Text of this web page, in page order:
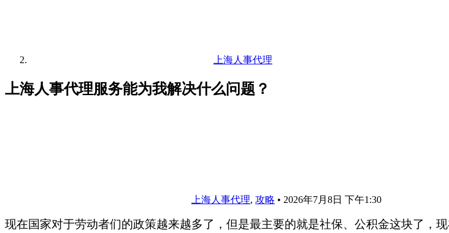
上海人事代理
上海人事代理服务能为我解决什么问题？
上海人事代理, 攻略 • 2026年7月8日 下午1:30
现在国家对于劳动者们的政策越来越多了，但是最主要的就是社保、公积金这块了，